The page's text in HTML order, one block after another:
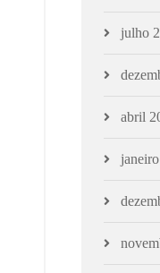
julho
abril